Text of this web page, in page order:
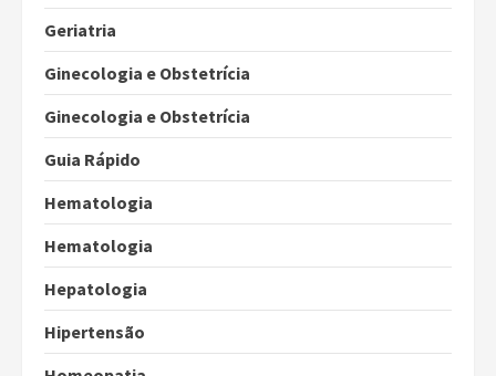
Geriatria
Ginecologia e Obstetrícia
Ginecologia e Obstetrícia
Guia Rápido
Hematologia
Hematologia
Hepatologia
Hipertensão